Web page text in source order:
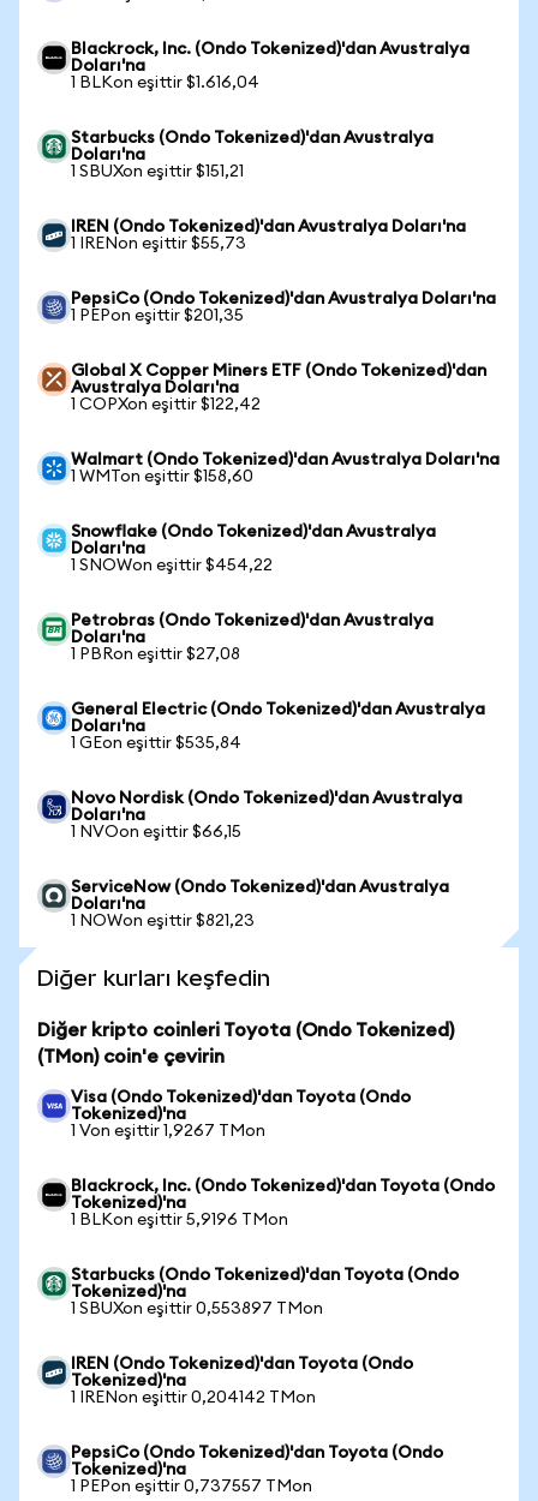
Blackrock, Inc. (Ondo Tokenized)'dan Avustralya
Doları'na
1 BLKon eşittir $1.616,04
Starbucks (Ondo Tokenized)'dan Avustralya
Doları'na
1 SBUXon eşittir $151,21
IREN (Ondo Tokenized)'dan Avustralya Doları'na
1 IRENon eşittir $55,73
PepsiCo (Ondo Tokenized)'dan Avustralya Doları'na
1 PEPon eşittir $201,35
Global X Copper Miners ETF (Ondo Tokenized)'dan
Avustralya Doları'na
1 COPXon eşittir $122,42
Walmart (Ondo Tokenized)'dan Avustralya Doları'na
1 WMTon eşittir $158,60
Snowflake (Ondo Tokenized)'dan Avustralya
Doları'na
1 SNOWon eşittir $454,22
Petrobras (Ondo Tokenized)'dan Avustralya
Doları'na
1 PBRon eşittir $27,08
General Electric (Ondo Tokenized)'dan Avustralya
Doları'na
1 GEon eşittir $535,84
Novo Nordisk (Ondo Tokenized)'dan Avustralya
Doları'na
1 NVOon eşittir $66,15
ServiceNow (Ondo Tokenized)'dan Avustralya
Doları'na
1 NOWon eşittir $821,23
Diğer kurları keşfedin
Diğer kripto coinleri Toyota (Ondo Tokenized)
(TMon) coin'e çevirin
Visa (Ondo Tokenized)'dan Toyota (Ondo
Tokenized)'na
1 Von eşittir 1,9267 TMon
Blackrock, Inc. (Ondo Tokenized)'dan Toyota (Ondo
Tokenized)'na
1 BLKon eşittir 5,9196 TMon
Starbucks (Ondo Tokenized)'dan Toyota (Ondo
Tokenized)'na
1 SBUXon eşittir 0,553897 TMon
IREN (Ondo Tokenized)'dan Toyota (Ondo
Tokenized)'na
1 IRENon eşittir 0,204142 TMon
PepsiCo (Ondo Tokenized)'dan Toyota (Ondo
Tokenized)'na
1 PEPon eşittir 0,737557 TMon